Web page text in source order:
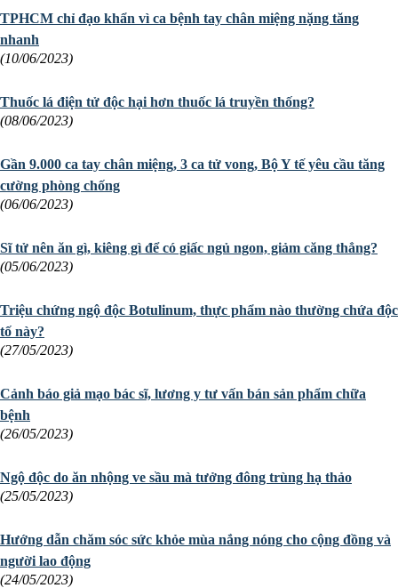
TPHCM chỉ đạo khẩn vì ca bệnh tay chân miệng nặng tăng
nhanh
(10/06/2023)
Thuốc lá điện tử độc hại hơn thuốc lá truyền thống?
(08/06/2023)
Gần 9.000 ca tay chân miệng, 3 ca tử vong, Bộ Y tế yêu cầu tăng
cường phòng chống
(06/06/2023)
Sĩ tử nên ăn gì, kiêng gì để có giấc ngủ ngon, giảm căng thẳng?
(05/06/2023)
Triệu chứng ngộ độc Botulinum, thực phẩm nào thường chứa độc
tố này?
(27/05/2023)
Cảnh báo giả mạo bác sĩ, lương y tư vấn bán sản phẩm chữa
bệnh
(26/05/2023)
Ngộ độc do ăn nhộng ve sầu mà tưởng đông trùng hạ thảo
(25/05/2023)
Hướng dẫn chăm sóc sức khỏe mùa nắng nóng cho cộng đồng và
người lao động
(24/05/2023)